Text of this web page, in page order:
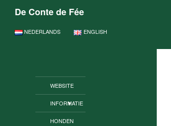
De Conte de Fée
NEDERLANDS
ENGLISH
WEBSITE
INFORMATIE
HONDEN